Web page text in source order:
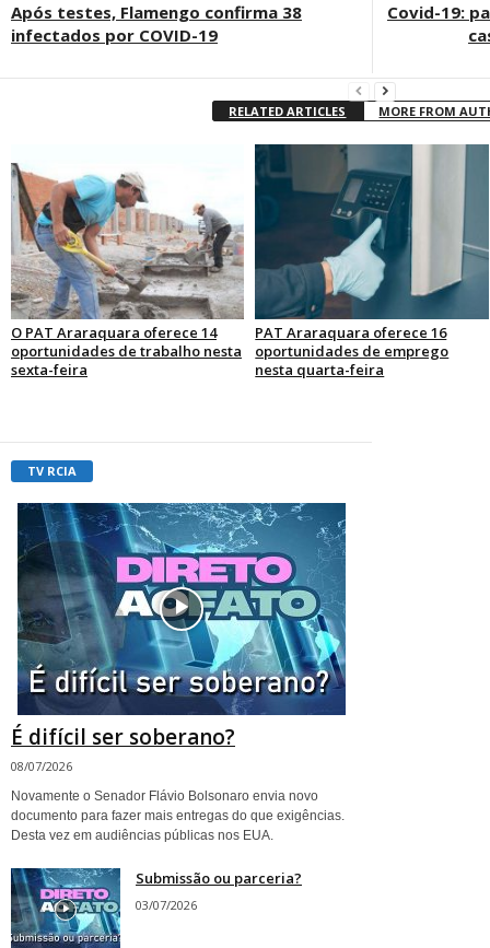
Após testes, Flamengo confirma 38
infectados por COVID-19
Covid-19:
RELATED ARTICLES MORE FROM
O PAT Araraquara oferece 14
oportunidades de trabalho nesta
sexta-feira
PAT Araraquara oferece 16
oportunidades de emprego
nesta quarta-feira
TV RCIA
É difícil ser soberano?
08/07/2026
Novamente o Senador Flávio Bolsonaro envia novo
documento para fazer mais entregas do que exigências.
Desta vez em audiências públicas nos EUA.
Submissão ou parceria?
03/07/2026